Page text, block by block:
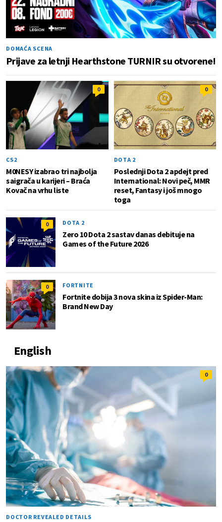
DOMAĆA SCENA
Prijave za letnji Hearthstone TURNIR su otvorene!
0
CS2
M0NESY izabrao tri najbolja
saigrača u karijeri – Braća
Kovač na vrhu liste
0
DOTA 2
Poslednji Dota 2 apdejt pred
International: Novi peč, MMR
reset, Fantasy i još mnogo
toga
0 DOTA 2
Zero 10 Dota 2 sastav danas debituje na
Games of the Future 2026
0 FORTNITE
Fortnite dobija 3 nova skina iz Spider-Man:
Brand New Day
English
0
DOCTOR REVEALED DETAILS